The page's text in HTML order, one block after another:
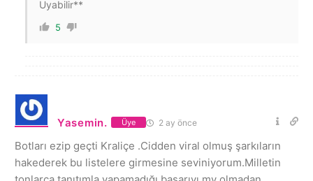
Uyabilir**
5
Yasemin. Üye 2 ay önce
Botları ezip geçti Kraliçe .Cidden viral olmuş şarkıların
hakederek bu listelere girmesine seviniyorum.Milletin